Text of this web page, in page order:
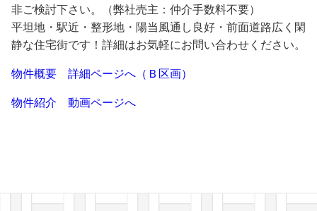
非ご検討下さい。（弊社売主：仲介手数料不要）
平坦地・駅近・整形地・陽当風通し良好・前面道路広く閑
静な住宅街です！詳細はお気軽にお問い合わせください。
物件概要 詳細ページへ（Ｂ区画）
物件紹介 動画ページへ